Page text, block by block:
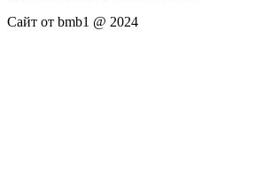
Сайт от bmb1 @ 2024